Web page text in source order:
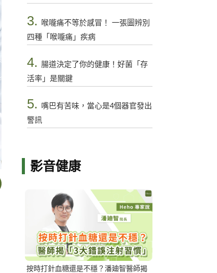
3.
喉嚨痛不等於感冒！ 一張圖辨別
四種「喉嚨痛」疾病
4. 腸道決定了你的健康！好菌「存
活率」是關鍵
5. 嘴巴有苦味，當心是4個器官發出
警訊
影音健康
按時打針血糖還是不穩？潘廸智醫師揭